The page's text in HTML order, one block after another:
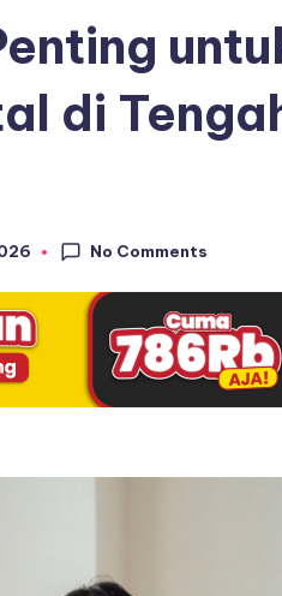
di
No Comments